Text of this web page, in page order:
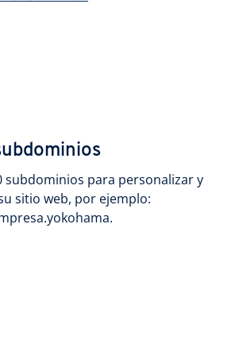
subdominios para personalizar y
sitio web, por ejemplo: